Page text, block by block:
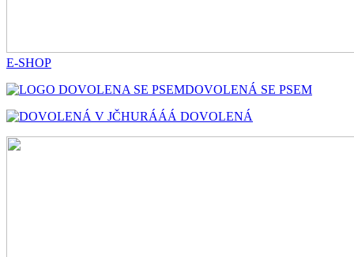
E-SHOP
DOVOLENÁ SE PSEM
HURÁÁÁ DOVOLENÁ